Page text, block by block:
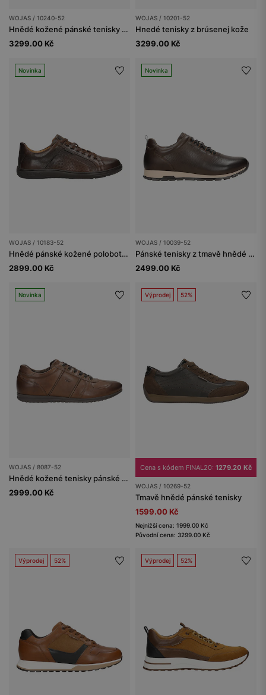
WOJAS / 10240-52
Hnědé kožené pánské tenisky s prošíváním
3299.00 Kč
WOJAS / 10201-52
Hnedé tenisky z brúsenej kože
3299.00 Kč
Novinka
WOJAS / 10183-52
Hnědé pánské kožené polobotky na černé podrážce
2899.00 Kč
Novinka
WOJAS / 10039-52
Pánské tenisky z tmavě hnědé kůže
2499.00 Kč
Novinka
WOJAS / 8087-52
Hnědé kožené tenisky pánské s výraznými švy
2999.00 Kč
Výprodej 52%
Cena s kódem FINAL20: 1279.20 Kč
WOJAS / 10269-52
Tmavě hnědé pánské tenisky
1599.00 Kč
Nejnižší cena: 1999.00 Kč
Původní cena: 3299.00 Kč
Výprodej 52% Výprodej 52%